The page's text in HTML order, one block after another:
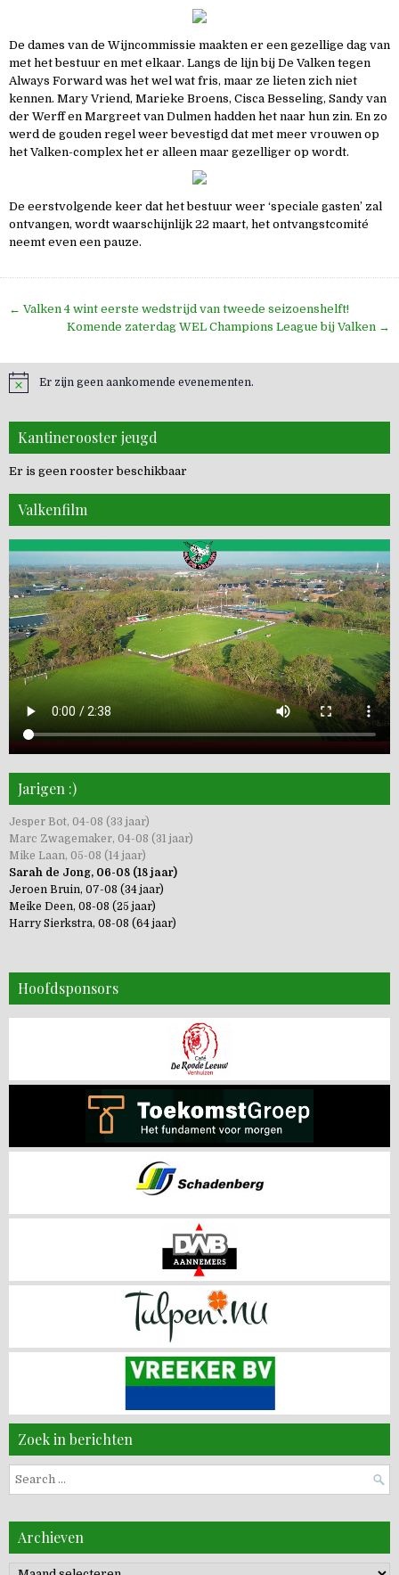
De dames van de Wijncommissie maakten er een gezellige dag van
met het bestuur en met elkaar. Langs de lijn bij De Valken tegen
Always Forward was het wel wat fris, maar ze lieten zich niet
kennen. Mary Vriend, Marieke Broens, Cisca Besseling, Sandy van
der Werff en Margreet van Dulmen hadden het naar hun zin. En zo
werd de gouden regel weer bevestigd dat met meer vrouwen op
het Valken-complex het er alleen maar gezelliger op wordt.
De eerstvolgende keer dat het bestuur weer ‘speciale gasten’ zal
ontvangen, wordt waarschijnlijk 22 maart, het ontvangstcomité
neemt even een pauze.
Bericht
navigatie
← Valken 4 wint eerste wedstrijd van tweede seizoenshelft!
Komende zaterdag WEL Champions League bij Valken →
Er zijn geen aankomende evenementen.
Kantinerooster jeugd
Er is geen rooster beschikbaar
Valkenfilm
Jarigen :)
Jesper Bot, 04-08 (33 jaar)
Marc Zwagemaker, 04-08 (31 jaar)
Mike Laan, 05-08 (14 jaar)
Sarah de Jong, 06-08 (18 jaar)
Jeroen Bruin, 07-08 (34 jaar)
Meike Deen, 08-08 (25 jaar)
Harry Sierkstra, 08-08 (64 jaar)
Hoofdsponsors
Zoek in berichten
Search
for:
Archieven
Archieven